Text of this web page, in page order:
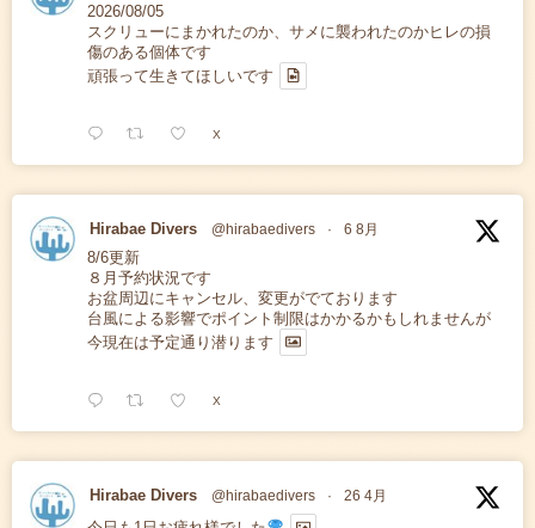
2026/08/05
スクリューにまかれたのか、サメに襲われたのかヒレの損
傷のある個体です
頑張って生きてほしいです
X
Hirabae Divers @hirabaedivers · 6 8月
8/6更新
８月予約状況です
お盆周辺にキャンセル、変更がでております
台風による影響でポイント制限はかかるかもしれませんが
今現在は予定通り潜ります
X
Hirabae Divers @hirabaedivers · 26 4月